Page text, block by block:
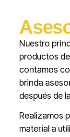
Nuestro
productos
contamos
brinda
después de
Realizamos
material a